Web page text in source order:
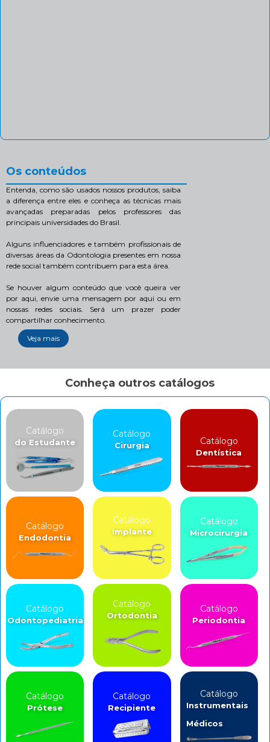
Os conteúdos
Entenda, como são usados nossos produtos, saiba
a diferença entre eles e conheça as técnicas mais
avançadas preparadas pelos professores das
principais universidades do Brasil.
Alguns influenciadores e também profissionais de
diversas áreas da Odontologia presentes em nossa
rede social também contribuem para esta área.
Se houver algum conteúdo que você queira ver
por aqui, envie uma mensagem por aqui ou em
nossas redes sociais. Será um prazer poder
compartilhar conhecimento.
Veja mais
Conheça outros catálogos
Catálogo
do Estudante
Catálogo
Cirurgia Catálogo
Dentística
Catálogo
Endodontia
Catálogo
Implante
Catálogo
Microcirurgia
Catálogo
Odontopediatria
Catálogo
Ortodontia
Catálogo
Periodontia
Catálogo
Prótese
Catálogo
Recipiente
Catálogo
Instrumentais
Médicos